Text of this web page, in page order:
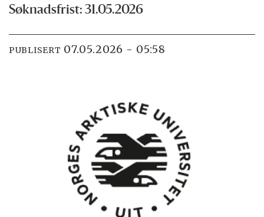
Søknadsfrist: 31.05.2026
PUBLISERT 07.05.2026 - 05:58